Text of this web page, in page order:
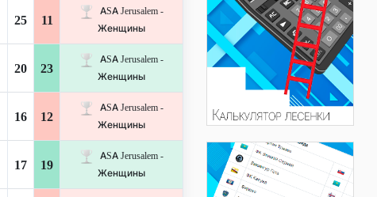
25 11
ASA Jerusalem -
Женщины
20 23
ASA Jerusalem -
Женщины
16 12
ASA Jerusalem -
Женщины
17 19
ASA Jerusalem -
Женщины